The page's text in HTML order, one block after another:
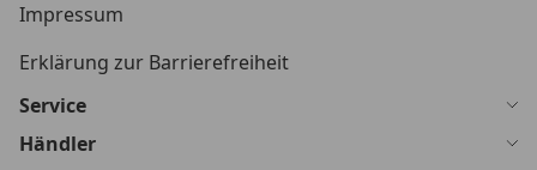
Impressum
Erklärung zur Barrierefreiheit
Service
Händler